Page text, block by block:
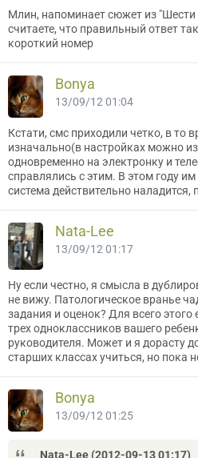
Млин, напоминает сюжет из "Шести
считаете, что правильный ответ
короткий номер
Bonya
13/09/12 01:04
Кстати, смс приходили четко, в то
изначально(в настройках можно
одновременно на электронку и
справлялись с этим. В этом году
система действительно наладится,
Nata-Lee
13/09/12 01:17
Ну если честно, я смысла в
не вижу. Патологическое вранье
задания и оценок? Для всего этого
трех одноклассников вашего
руководителя. Может и я дорасту
старших классах учиться, но пока
Bonya
13/09/12 01:25
Nata-Lee (2012-09-13 01:17)